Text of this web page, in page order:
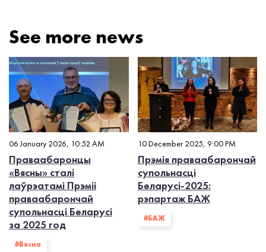
See more news
06 January 2026, 10:52 AM
Праваабаронцы
«Вясны» сталі
лаўрэатамі Прэміі
праваабарончай
супольнасці Беларусі
за 2025 год
#Вясна
10 December 2025, 9:00 PM
Прэмія праваабарончай
супольнасці
Беларусі-2025:
рэпартаж БАЖ
#БАЖ